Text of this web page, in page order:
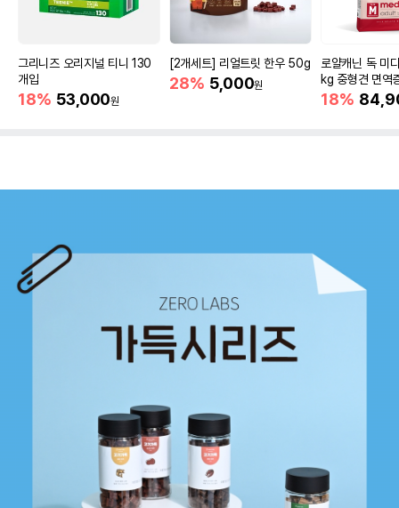
그리니즈 오리지널 티니 130
개입
18% 53,000원
[2개세트] 리얼트릿 한우 50g
28% 5,000원
로얄캐닌 독 미
kg 중형견 면역
18%